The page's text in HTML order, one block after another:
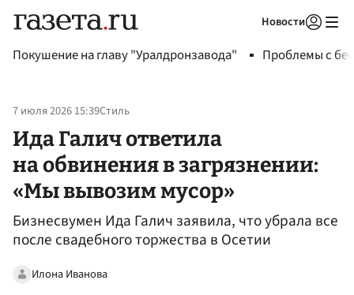
Новости
Покушение на главу "Уралдронзавода" Проблемы с
7 июля 2026 15:39Стиль
Ида Галич ответила
на обвинения в загрязнении:
«Мы вывозим мусор»
Бизнесвумен Ида Галич заявила, что убрала все
после свадебного торжества в Осетии
Илона Иванова